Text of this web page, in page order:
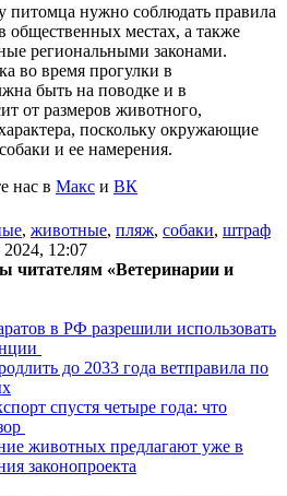
питомца нужно соблюдать правила
местах, а также
региональными законами.
во время прогулки в
быть на поводке и в
от размеров животного,
поскольку окружающие
и ее намерения.
нас в Макс и ВК
, животные, пляж, собаки, штраф
12:07
читателям «Ветеринарии и
в РФ разрешили использовать
до 2033 года ветправила по
спустя четыре года: что
животных предлагают уже в
законопроекта